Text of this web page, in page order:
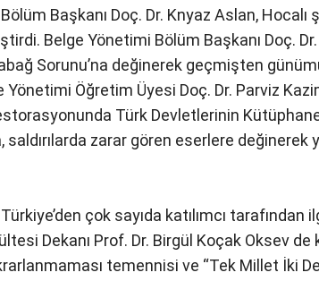
Bölüm Başkanı Doç. Dr. Knyaz Aslan,
Belge Yönetimi Bölüm Başkanı Doç.
Sorunu’na değinerek geçmişten
Yönetimi Öğretim Üyesi Doç. Dr. Parviz
Türk Devletlerinin
saldırılarda zarar gören eserlere
çok sayıda katılımcı
Dekanı Prof. Dr. Birgül Koçak Oksev de
temennisi ve “Tek Millet İki